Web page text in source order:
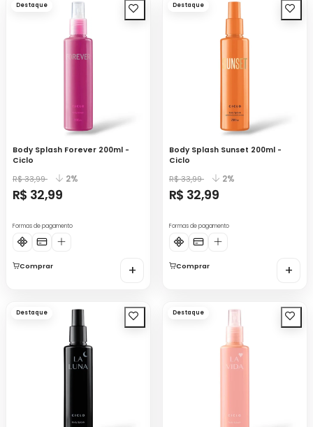
Destaque
Body Splash Forever 200ml -
Ciclo
R$ 33,99 2%
R$ 32,99
Formas de pagamento
Comprar +
Destaque
Body Splash Sunset 200ml -
Ciclo
R$ 33,99 2%
R$ 32,99
Formas de pagamento
Comprar +
Destaque Destaque